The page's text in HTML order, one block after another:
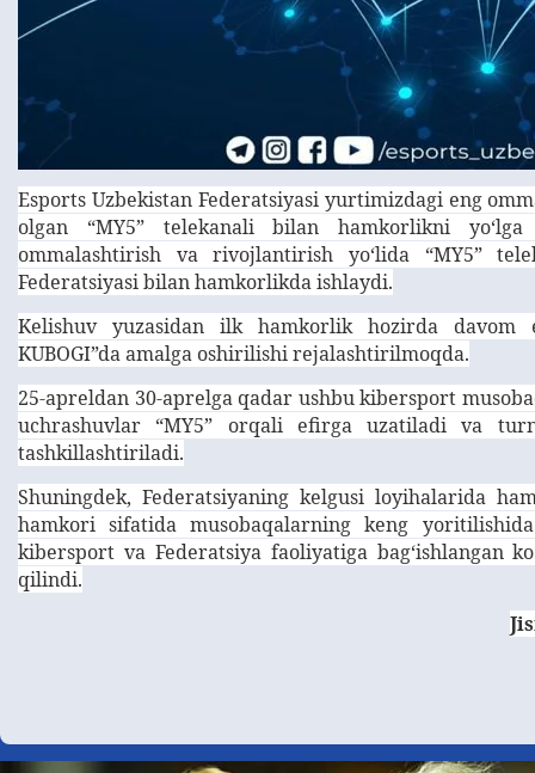
Esports Uzbekistan Federatsiyasi yurtimizdagi eng
olgan “MY5” telekanali bilan hamkorlikni
ommalashtirish va rivojlantirish yoʻlida “MY5”
Federatsiyasi bilan hamkorlikda ishlaydi.
Kelishuv yuzasidan ilk hamkorlik hozirda davom
KUBOGI”da amalga oshirilishi rejalashtirilmoqda.
25-apreldan 30-aprelga qadar ushbu kibersport
uchrashuvlar “MY5” orqali efirga uzatiladi va
tashkillashtiriladi.
Shuningdek, Federatsiyaning kelgusi loyihalarida
hamkori sifatida musobaqalarning keng
kibersport va Federatsiya faoliyatiga bagʻishlangan
qilindi.